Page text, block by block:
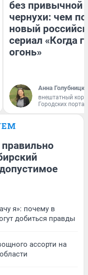
без привычной
чернухи: чем
новый
сериал «Когда
огонь»
Анна
внештатный
Городских
я»: почему в
добиться правды
ассорти на